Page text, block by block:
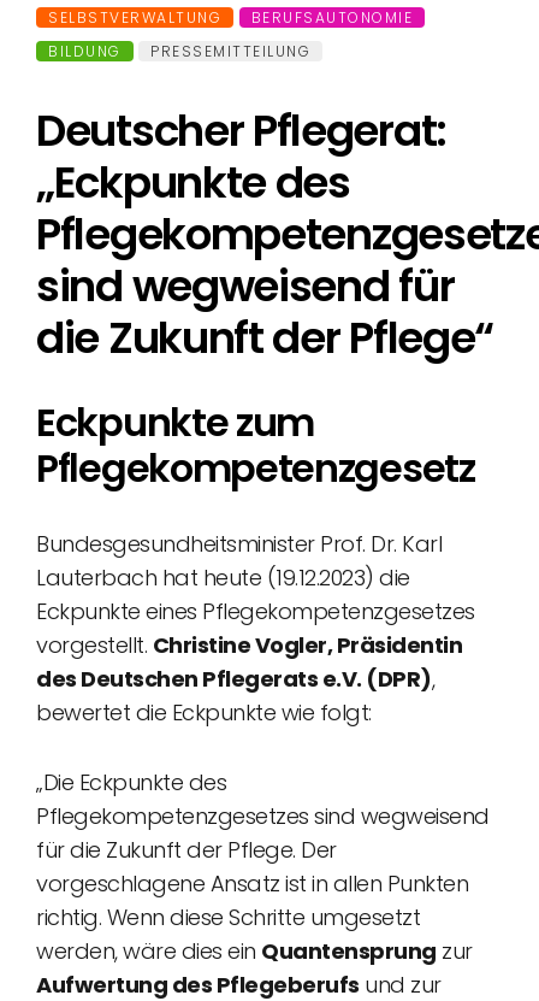
SELBSTVERWALTUNG
BERUFSAUTONOMIE
BILDUNG
PRESSEMITTEILUNG
Deutscher Pflegerat:
„Eckpunkte des
sind wegweisend für
die Zukunft der Pflege“
Eckpunkte zum
Pflegekompetenzgesetz
Bundesgesundheitsminister Prof. Dr. Karl
Lauterbach hat heute (19.12.2023) die
Eckpunkte eines Pflegekompetenzgesetzes
vorgestellt. Christine Vogler, Präsidentin
des Deutschen Pflegerats e.V. (DPR),
bewertet die Eckpunkte wie folgt:
„Die Eckpunkte des
Pflegekompetenzgesetzes sind wegweisend
für die Zukunft der Pflege. Der
vorgeschlagene Ansatz ist in allen Punkten
richtig. Wenn diese Schritte umgesetzt
werden, wäre dies ein Quantensprung zur
Aufwertung des Pflegeberufs und zur